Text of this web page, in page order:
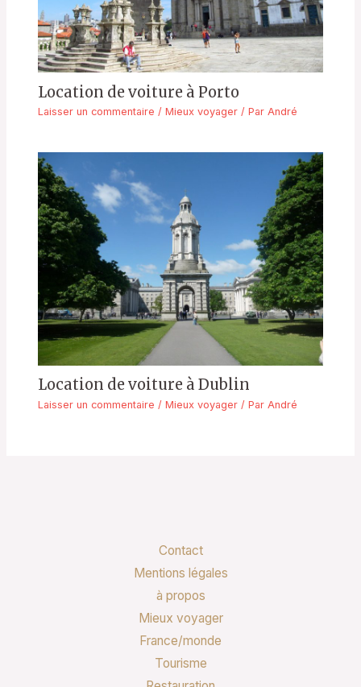
Location de voiture à Porto
Laisser un commentaire /Mieux voyager / ParAndré
Location de voiture à Dublin
Laisser un commentaire /Mieux voyager / Par André
Contact
Mentions légales
à propos
Mieux voyager
France/monde
Tourisme